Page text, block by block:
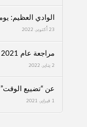
الوادي العظيم:
23 أكتوبر، 2022
مراجعة عام 2021
2 يناير، 2022
عن “تضييع الوقت”
1 فبراير، 2021